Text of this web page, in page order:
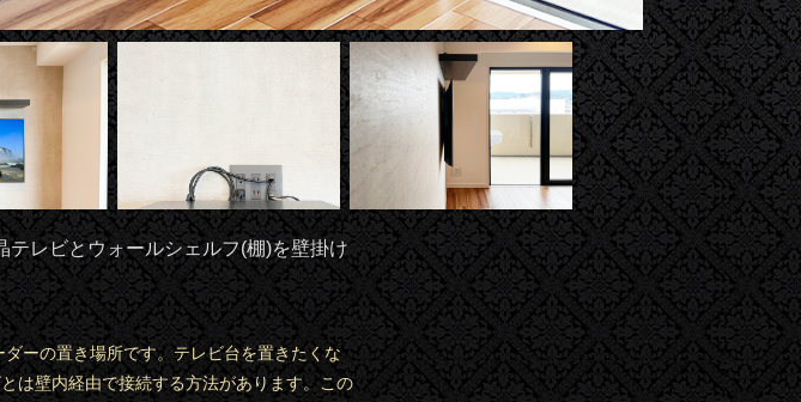
レビとウォールシェルフ(棚)を壁掛け
ーの置き場所です。テレビ台を置きたくな
は壁内経由で接続する方法があります。この